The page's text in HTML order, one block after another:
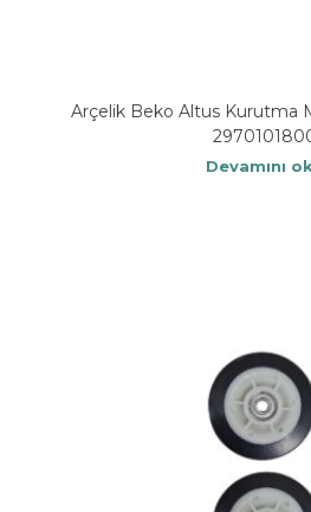
Arçelik Beko Altus Kurutma
Devamını